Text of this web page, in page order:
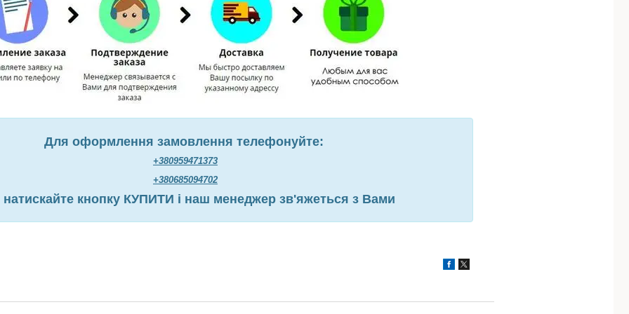
Для оформлення замовлення телефонуйте:
+380959471373
+380685094702
кнопку КУПИТИ і наш менеджер зв'яжеться з Вами